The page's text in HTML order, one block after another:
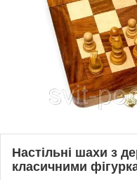
Настільні шахи з
класичними